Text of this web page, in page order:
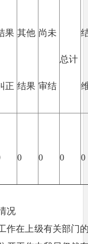
果
正
其他
结果
尚未
审结
总计
0 0 0 0
况
作在上级有关部门